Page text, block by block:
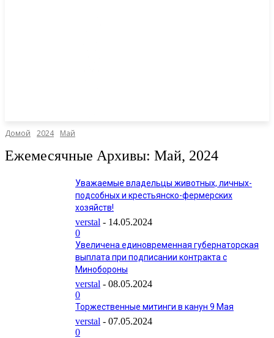
Домой 2024 Май
Ежемесячные Архивы: Май, 2024
Уважаемые владельцы животных, личных-
подсобных и крестьянско-фермерских
хозяйств!
verstal - 14.05.2024
0
Увеличена единовременная губернаторская
выплата при подписании контракта с
Минобороны
verstal - 08.05.2024
0
Торжественные митинги в канун 9 Мая
verstal - 07.05.2024
0